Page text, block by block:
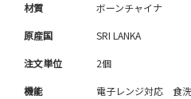
材質 ボーンチャイナ
原産国 SRI LANKA
注文単位 2個
機能 電子レンジ対応 食